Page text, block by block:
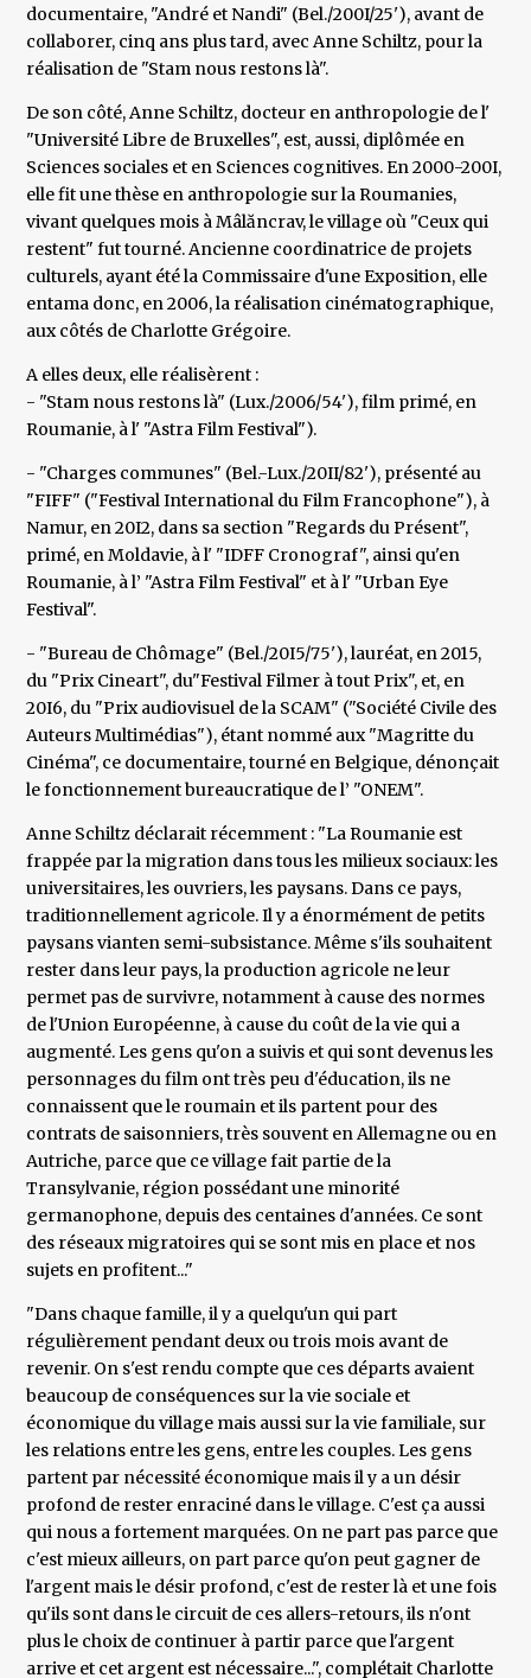
documentaire, "André et Nandi" (Bel./200I/25'), avant de
collaborer, cinq ans plus tard, avec Anne Schiltz, pour la
réalisation de "Stam nous restons là".
De son côté, Anne Schiltz, docteur en anthropologie de l'
"Université Libre de Bruxelles", est, aussi, diplômée en
Sciences sociales et en Sciences cognitives. En 2000-200I,
elle fit une thèse en anthropologie sur la Roumanies,
vivant quelques mois à Mâlăncrav, le village où "Ceux qui
restent" fut tourné. Ancienne coordinatrice de projets
culturels, ayant été la Commissaire d'une Exposition, elle
entama donc, en 2006, la réalisation cinématographique,
aux côtés de Charlotte Grégoire.
A elles deux, elle réalisèrent :
- "Stam nous restons là" (Lux./2006/54'), film primé, en
Roumanie, à l' "Astra Film Festival").
- "Charges communes" (Bel.-Lux./20II/82'), présenté au
"FIFF" ("Festival International du Film Francophone"), à
Namur, en 20I2, dans sa section "Regards du Présent",
primé, en Moldavie, à l' "IDFF Cronograf", ainsi qu'en
Roumanie, à l’ "Astra Film Festival" et à l' "Urban Eye
Festival".
- "Bureau de Chômage" (Bel./20I5/75'), lauréat, en 2015,
du "Prix Cineart", du"Festival Filmer à tout Prix", et, en
20I6, du "Prix audiovisuel de la SCAM" ("Société Civile des
Auteurs Multimédias"), étant nommé aux "Magritte du
Cinéma", ce documentaire, tourné en Belgique, dénonçait
le fonctionnement bureaucratique de l’ "ONEM".
Anne Schiltz déclarait récemment : "La Roumanie est
frappée par la migration dans tous les milieux sociaux: les
universitaires, les ouvriers, les paysans. Dans ce pays,
traditionnellement agricole. Il y a énormément de petits
paysans vianten semi-subsistance. Même s'ils souhaitent
rester dans leur pays, la production agricole ne leur
permet pas de survivre, notamment à cause des normes
de l'Union Européenne, à cause du coût de la vie qui a
augmenté. Les gens qu'on a suivis et qui sont devenus les
personnages du film ont très peu d'éducation, ils ne
connaissent que le roumain et ils partent pour des
contrats de saisonniers, très souvent en Allemagne ou en
Autriche, parce que ce village fait partie de la
Transylvanie, région possédant une minorité
germanophone, depuis des centaines d'années. Ce sont
des réseaux migratoires qui se sont mis en place et nos
sujets en profitent..."
"Dans chaque famille, il y a quelqu'un qui part
régulièrement pendant deux ou trois mois avant de
revenir. On s'est rendu compte que ces départs avaient
beaucoup de conséquences sur la vie sociale et
économique du village mais aussi sur la vie familiale, sur
les relations entre les gens, entre les couples. Les gens
partent par nécessité économique mais il y a un désir
profond de rester enraciné dans le village. C'est ça aussi
qui nous a fortement marquées. On ne part pas parce que
c'est mieux ailleurs, on part parce qu'on peut gagner de
l'argent mais le désir profond, c'est de rester là et une fois
qu'ils sont dans le circuit de ces allers-retours, ils n'ont
plus le choix de continuer à partir parce que l'argent
arrive et cet argent est nécessaire...", complétait Charlotte